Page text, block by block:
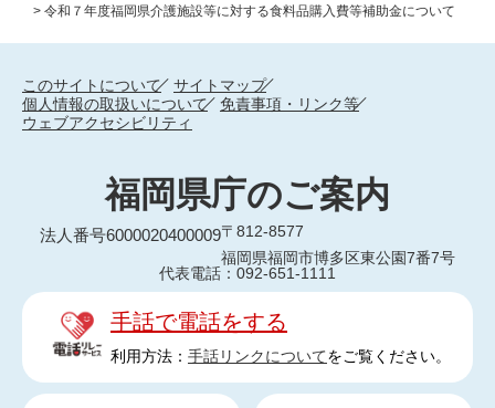
> 令和７年度福岡県介護施設等に対する食料品購入費等補助金について
このサイトについて
サイトマップ
個人情報の取扱いについて
免責事項・リンク等
ウェブアクセシビリティ
福岡県庁のご案内
法人番号6000020400009〒812-8577
福岡県福岡市博多区東公園7番7号
代表電話：092-651-1111
手話で電話をする
利用方法： 手話リンクについてをご覧ください。